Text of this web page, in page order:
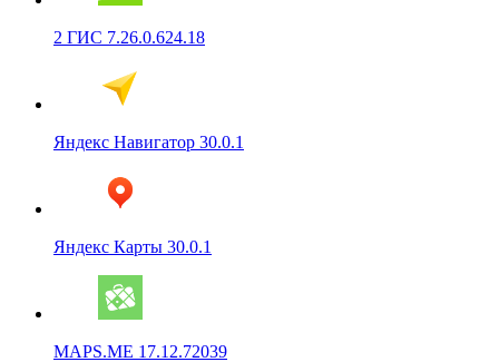
2 ГИС 7.26.0.624.18
Яндекс Навигатор 30.0.1
Яндекс Карты 30.0.1
MAPS.ME 17.12.72039